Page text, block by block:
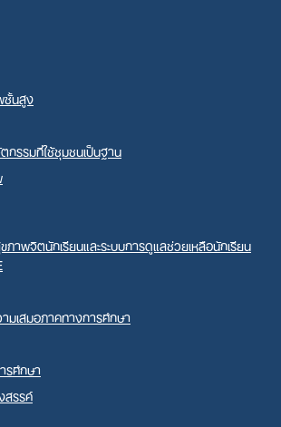
นสูง
รรมที่ใช้ชุมชนเป็นฐาน
ภาพจิตนักเรียนและระบบการดูแลช่วยเหลือนักเรียน
มเสมอภาคทางการศึกษา
รศึกษา
สรรค์